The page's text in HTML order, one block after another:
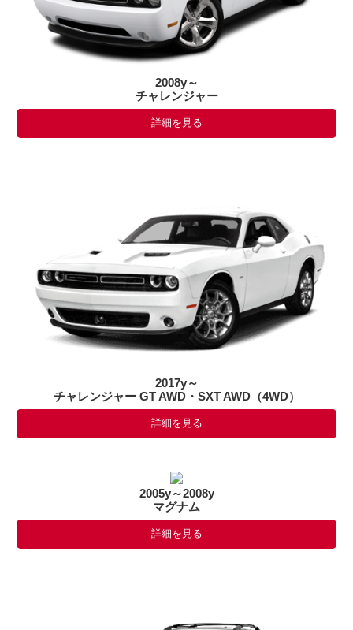
2008y～
チャレンジャー
詳細を見る
2017y～
チャレンジャー GT AWD・SXT AWD（4WD）
詳細を見る
2005y～2008y
マグナム
詳細を見る